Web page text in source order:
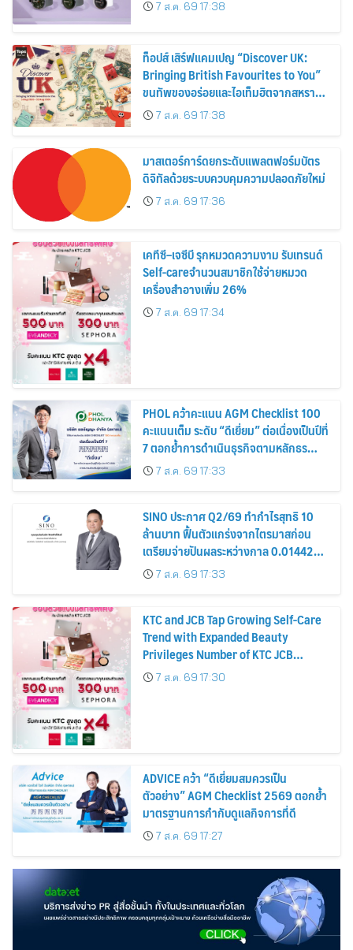
7 ส.ค. 69 17:38
ท็อปส์ เสิร์ฟแคมเปญ “Discover UK:
Bringing British Favourites to You”
ขนทัพของอร่อยและไอเท็มฮิตจากสหราช
อาณาจักร ส่งตรงถึงมือตั้งแต่วันนี้ – 18
สิงหาคมนี้
7 ส.ค. 69 17:38
มาสเตอร์การ์ดยกระดับแพลตฟอร์มบัตร
ดิจิทัลด้วยระบบควบคุมความปลอดภัยใหม่
7 ส.ค. 69 17:36
เคทีซี–เจซีบี รุกหมวดความงาม รับเทรนด์
Self-careจำนวนสมาชิกใช้จ่ายหมวด
เครื่องสำอางเพิ่ม 26%
7 ส.ค. 69 17:34
PHOL คว้าคะแนน AGM Checklist 100
คะแนนเต็ม ระดับ “ดีเยี่ยม” ต่อเนื่องเป็นปีที่
7 ตอกย้ำการดำเนินธุรกิจตามหลักธร
รมาภิบาล โปร่งใส สร้างความเชื่อมั่นผู้ถือ
หุ้น
7 ส.ค. 69 17:33
SINO ประกาศ Q2/69 ทำกำไรสุทธิ 10
ล้านบาท ฟื้นตัวแกร่งจากไตรมาสก่อน
เตรียมจ่ายปันผลระหว่างกาล 0.014423
บาทต่อหุ้น ครึ่งปีหลังมุ่งเติบโตต่อเนื่อง
7 ส.ค. 69 17:33
KTC and JCB Tap Growing Self-Care
Trend with Expanded Beauty
Privileges Number of KTC JCB
Cardmembers Spending on
Cosmetics Rises 26%
7 ส.ค. 69 17:30
ADVICE คว้า “ดีเยี่ยมสมควรเป็น
ตัวอย่าง” AGM Checklist 2569 ตอกย้ำ
มาตรฐานการกำกับดูแลกิจการที่ดี
7 ส.ค. 69 17:27